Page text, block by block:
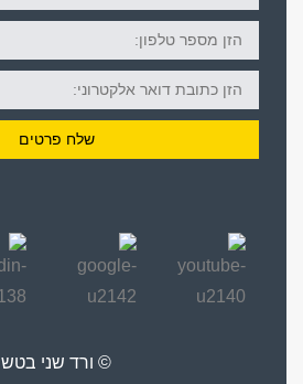
מספר
טלפון:
דוא"ל:
שלח פרטים
© ורד שני בטש